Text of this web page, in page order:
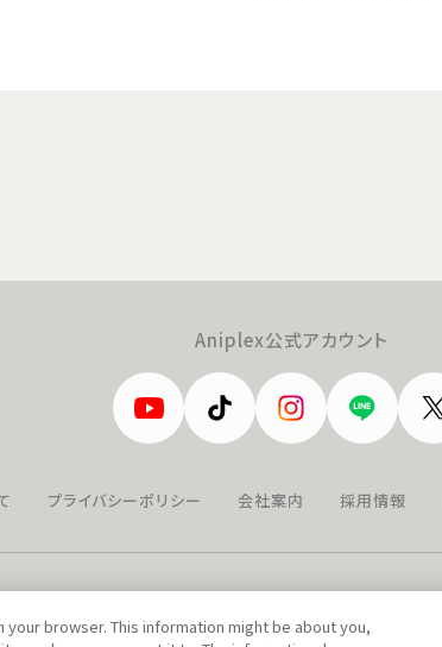
Aniplex公式アカウント
プライバシーポリシー 会社案内 採用情報
browser. This information might be about you,